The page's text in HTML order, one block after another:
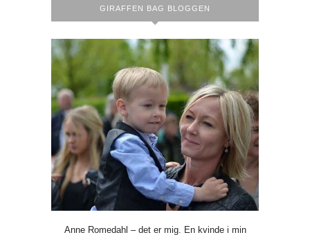
GIRAFFEN BAG BLOGGEN
Anne Romedahl – det er mig. En kvinde i min